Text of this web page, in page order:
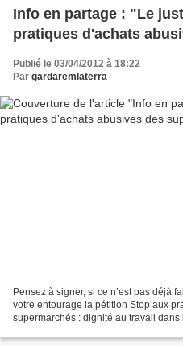
Info en partage : "Le
pratiques d'achats
Publié le 03/04/2012 à 18:22
Par gardaremlaterra
Pensez à signer, si ce n’est pas déjà
votre entourage la pétition Stop aux
supermarchés : dignité au travail